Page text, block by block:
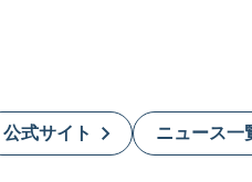
公式サイト ニュース一